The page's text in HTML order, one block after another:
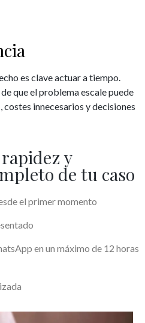
es clave actuar a tiempo.
que el problema escale puede
innecesarios y decisiones
y
de tu caso
el primer momento
en un máximo de 12 horas